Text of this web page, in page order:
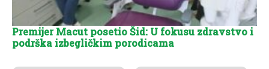
Premijer Macut posetio Šid: U fokusu zdravstvo i
podrška izbegličkim porodicama